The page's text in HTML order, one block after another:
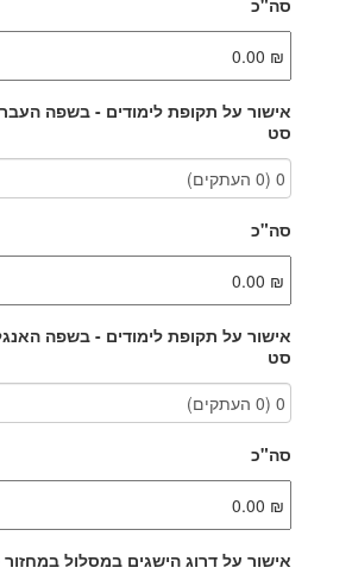
סה"כ
סט
סה"כ
סט
סה"כ
אישור על דרוג הישגים במסלול